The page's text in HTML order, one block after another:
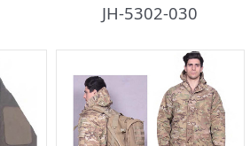
JH-5302-030